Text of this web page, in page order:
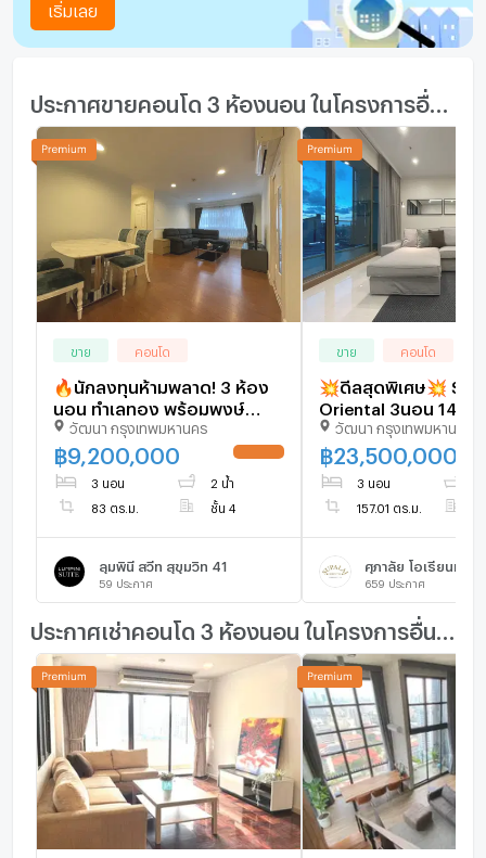
เริ่มเลย
ขาย คอนโด
🔥นักลงทุนห้ามพลาด! 3 ห้อง
นอน ทำเลทอง พร้อมพงษ์
CBD พร้อมรายได้ค่าเช่าทันที
[U1372494]
วัฒนา กรุงเทพมหานคร
฿9,200,000
3 นอน 2 น้ำ
83 ตร.ม. ชั้น 4
ลุมพินี สวีท สุขุมวิท 41
59 ประกาศ
ขาย คอนโด
💥ดีลสุดพิเศษ💥
Oriental 3นอน 145ต
เช่าถึงกันยา 2026 -
[U668108]
วัฒนา กรุงเทพมหานคร
฿23,500,000
3 นอน
157.01 ตร.ม.
ศุภาลัย โอเรียนทัล
659 ประกาศ